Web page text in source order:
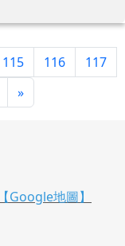
115 116
117
一頁
»最後頁
【Google地圖】